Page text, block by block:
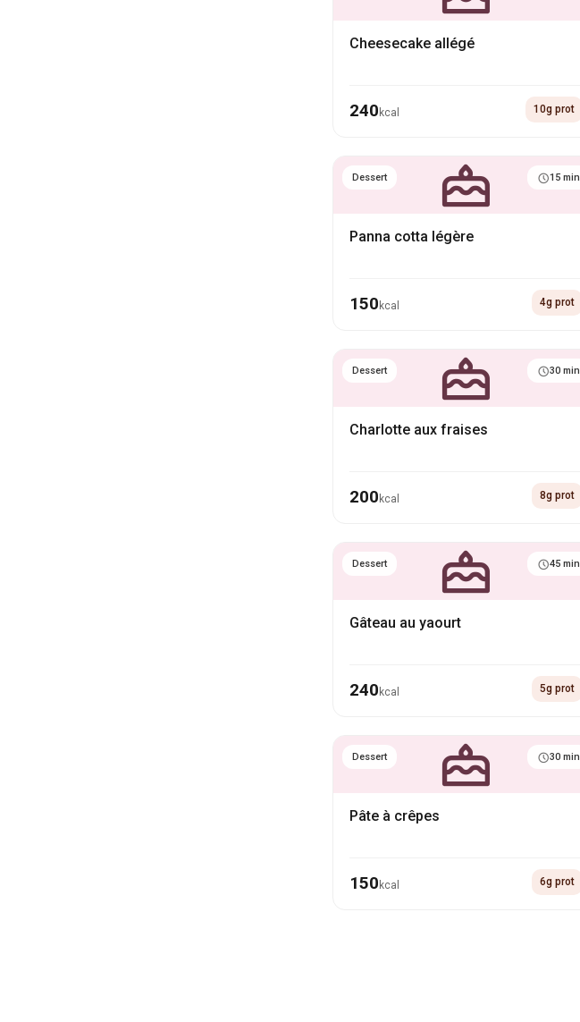
Cheesecake allégé
240 kcal 10g prot
Dessert 15 min
Panna cotta légère
150 kcal 4g prot
Dessert 30 min
Charlotte aux fraises
200 kcal 8g prot
Dessert 45 min
Gâteau au yaourt
240 kcal 5g prot
Dessert 30 min
Pâte à crêpes
150 kcal 6g prot